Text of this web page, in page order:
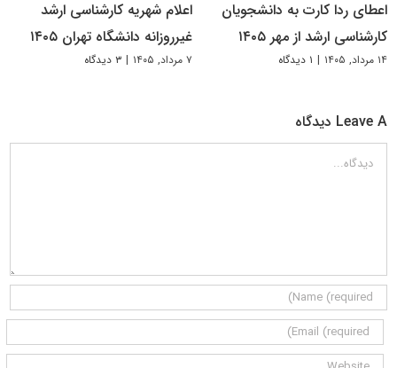
اعطای ردا کارت به دانشجویان
کارشناسی ارشد از مهر ۱۴۰۵
۱۴ مرداد, ۱۴۰۵ | ۱ دیدگاه
اعلام شهریه کارشناسی ارشد
غیرروزانه دانشگاه تهران ۱۴۰۵
۷ مرداد, ۱۴۰۵ | ۳ دیدگاه
Leave A دیدگاه
دیدگاه